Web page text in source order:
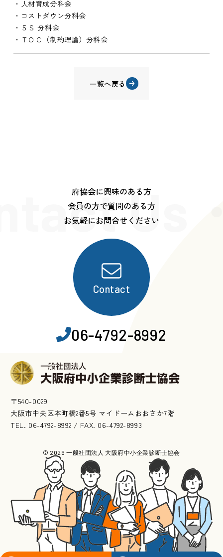
・人材育成分科会
・コストダウン分科会
・５Ｓ 分科会
・ＴＯＣ（制約理論）分科会
一覧へ戻る
Us
府協会に興味のある方
会員の方で質問のある方
お気軽にお問合せください
Contact
06-4792-8992
〒540-0029
大阪市中央区本町橋2番5号 マイドームおおさか7階
TEL. 06-4792-8992 / FAX. 06-4792-8993
© 2026 一般社団法人 大阪府中小企業診断士協会